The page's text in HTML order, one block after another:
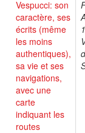
Vespucci: son
caractère, ses
écrits (même
les moins
authentiques),
sa vie et ses
navigations,
avec une
carte
indiquant les
routes